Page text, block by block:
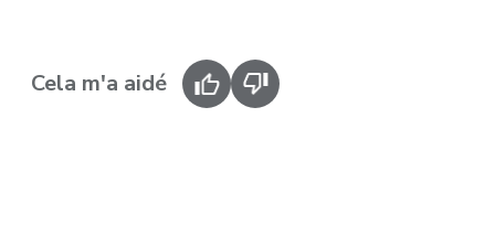
Cela m'a aidé